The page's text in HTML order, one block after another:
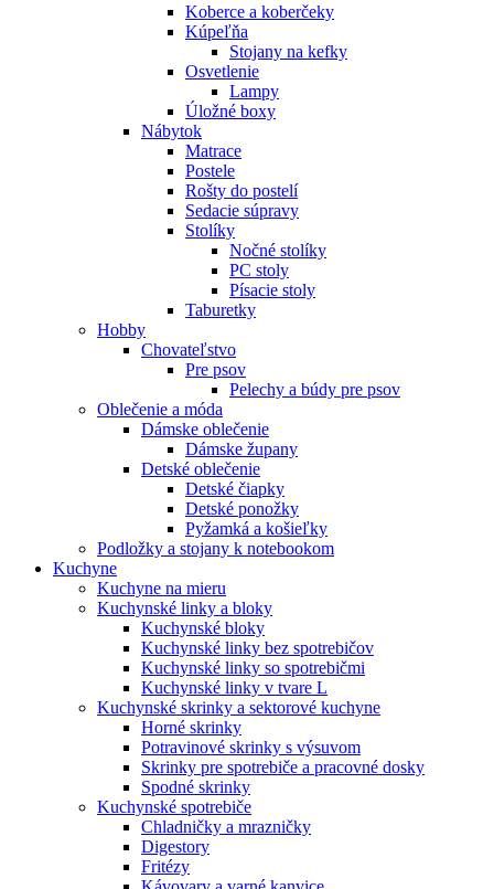
Koberce a koberčeky
Kúpeľňa
Stojany na kefky
Osvetlenie
Lampy
Úložné boxy
Nábytok
Matrace
Postele
Rošty do postelí
Sedacie súpravy
Stolíky
Nočné stolíky
PC stoly
Písacie stoly
Taburetky
Hobby
Chovateľstvo
Pre psov
Pelechy a búdy pre psov
Oblečenie a móda
Dámske oblečenie
Dámske župany
Detské oblečenie
Detské čiapky
Detské ponožky
Pyžamká a košieľky
Podložky a stojany k notebookom
Kuchyne
Kuchyne na mieru
Kuchynské linky a bloky
Kuchynské bloky
Kuchynské linky bez spotrebičov
Kuchynské linky so spotrebičmi
Kuchynské linky v tvare L
Kuchynské skrinky a sektorové kuchyne
Horné skrinky
Potravinové skrinky s výsuvom
Skrinky pre spotrebiče a pracovné dosky
Spodné skrinky
Kuchynské spotrebiče
Chladničky a mrazničky
Digestory
Fritézy